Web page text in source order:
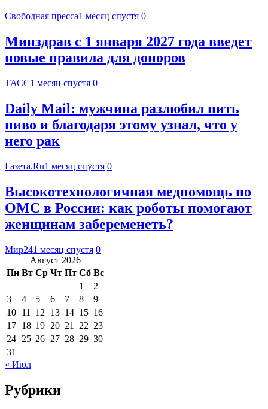
Свободная пресса1 месяц спустя 0
Минздрав с 1 января 2027 года введет
новые правила для доноров
ТАСС1 месяц спустя 0
Daily Mail: мужчина разлюбил пить
пиво и благодаря этому узнал, что у
него рак
Газета.Ru1 месяц спустя 0
Высокотехнологичная медпомощь по
ОМС в России: как роботы помогают
женщинам забеременеть?
Мир241 месяц спустя 0
Август 2026
Пн Вт Ср Чт Пт Сб Вс
1
2
3
4 5 6 7 8
9
10 11 12 13 14 15 16
17 18 19 20 21 22 23
24 25 26 27 28 29 30
31
« Июл
Рубрики